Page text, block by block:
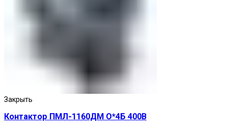
Закрыть
Контактор ПМЛ-1160ДМ О*4Б 400В